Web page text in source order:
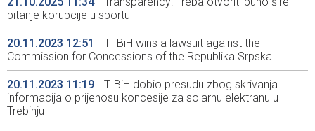
pitanje korupcije u sportu
20.11.2023 12:51
TI BiH wins a lawsuit against the
Commission for Concessions of the Republika Srpska
20.11.2023 11:19
TIBiH dobio presudu zbog skrivanja
informacija o prijenosu koncesije za solarnu elektranu u
Trebinju